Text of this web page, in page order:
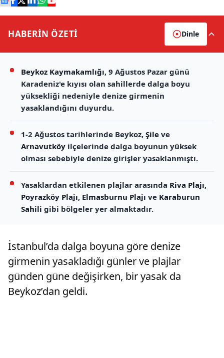
HABERİN ÖZETİ Dinle
Beykoz Kaymakamlığı, 9 Ağustos Pazar günü
Karadeniz'e kıyısı olan sahillerde dalga boyu
yüksekliği nedeniyle denize girmenin
yasaklandığını duyurdu.
1-2 Ağustos tarihlerinde Beykoz, Şile ve
Arnavutköy ilçelerinde dalga boyunun yüksek
olması sebebiyle denize girişler yasaklanmıştı.
Yasaklardan etkilenen plajlar arasında Riva Plajı,
Poyrazköy Plajı, Elmasburnu Plajı ve Karaburun
Sahili gibi bölgeler yer almaktadır.
İstanbul’da dalga boyuna göre denize
girmenin yasakladığı günler ve plajlar
günden güne değişirken, bir yasak da
Beykoz’dan geldi.